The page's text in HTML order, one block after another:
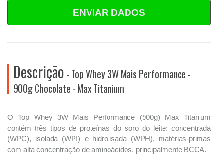
ENVIAR DADOS
Descrição - Top Whey 3W Mais Performance -
900g Chocolate - Max Titanium
O Top Whey 3W Mais Performance (900g) Max Titanium
contém três tipos de proteínas do soro do leite: concentrada
(WPC), isolada (WPI) e hidrolisada (WPH), matérias-primas
com alta concentração de aminoácidos, principalmente BCCA.